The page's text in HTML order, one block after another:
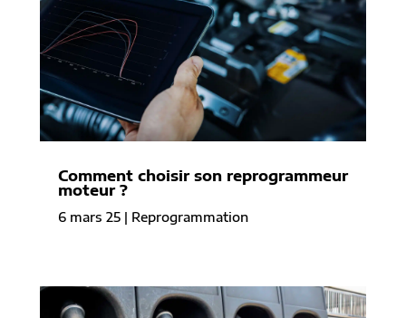
Comment choisir son reprogrammeur
moteur ?
6 mars 25| Reprogrammation